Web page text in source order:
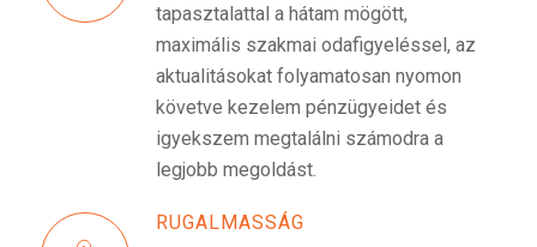
tapasztalattal a hátam mögött,
maximális szakmai odafigyeléssel, az
aktualitásokat folyamatosan nyomon
követve kezelem pénzügyeidet és
igyekszem megtalálni számodra a
legjobb megoldást.
RUGALMASSÁG